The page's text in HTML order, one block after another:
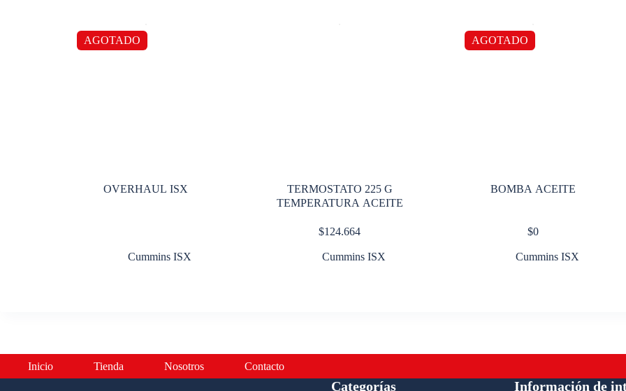
AGOTADO
OVERHAUL ISX
Cummins ISX
TERMOSTATO 225 G
TEMPERATURA ACEITE
$124.664
Cummins ISX
AGOTADO
BOMBA ACEITE
$0
Cummins ISX
Inicio Tienda Nosotros Contacto
Categorías Información de